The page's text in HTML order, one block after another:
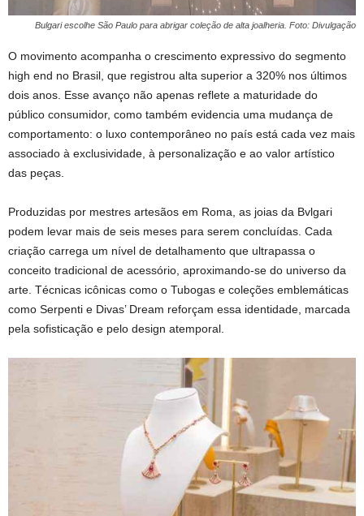
Bulgari escolhe São Paulo para abrigar coleção de alta joalheria. Foto: Divulgação
O movimento acompanha o crescimento expressivo do segmento
high end no Brasil, que registrou alta superior a 320% nos últimos
dois anos. Esse avanço não apenas reflete a maturidade do
público consumidor, como também evidencia uma mudança de
comportamento: o luxo contemporâneo no país está cada vez mais
associado à exclusividade, à personalização e ao valor artístico
das peças.
Produzidas por mestres artesãos em Roma, as joias da Bvlgari
podem levar mais de seis meses para serem concluídas. Cada
criação carrega um nível de detalhamento que ultrapassa o
conceito tradicional de acessório, aproximando-se do universo da
arte. Técnicas icônicas como o Tubogas e coleções emblemáticas
como Serpenti e Divas’ Dream reforçam essa identidade, marcada
pela sofisticação e pelo design atemporal.